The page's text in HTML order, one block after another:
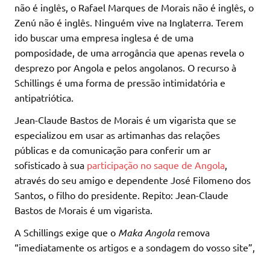
não é inglês, o Rafael Marques de Morais não é inglês, o
Zenú não é inglês. Ninguém vive na Inglaterra. Terem
ido buscar uma empresa inglesa é de uma
pomposidade, de uma arrogância que apenas revela o
desprezo por Angola e pelos angolanos. O recurso à
Schillings é uma forma de pressão intimidatória e
antipatriótica.
Jean-Claude Bastos de Morais é um vigarista que se
especializou em usar as artimanhas das relações
públicas e da comunicação para conferir um ar
sofisticado à sua participação no saque de Angola,
através do seu amigo e dependente José Filomeno dos
Santos, o filho do presidente. Repito: Jean-Claude
Bastos de Morais é um vigarista.
A Schillings exige que o Maka Angolaremova
“imediatamente os artigos e a sondagem do vosso site”,